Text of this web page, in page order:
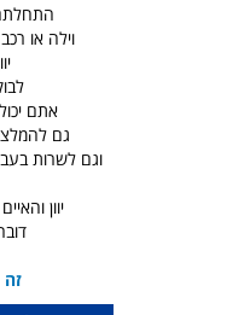
וילה או
אתם
גם
וגם לשרות
יוון